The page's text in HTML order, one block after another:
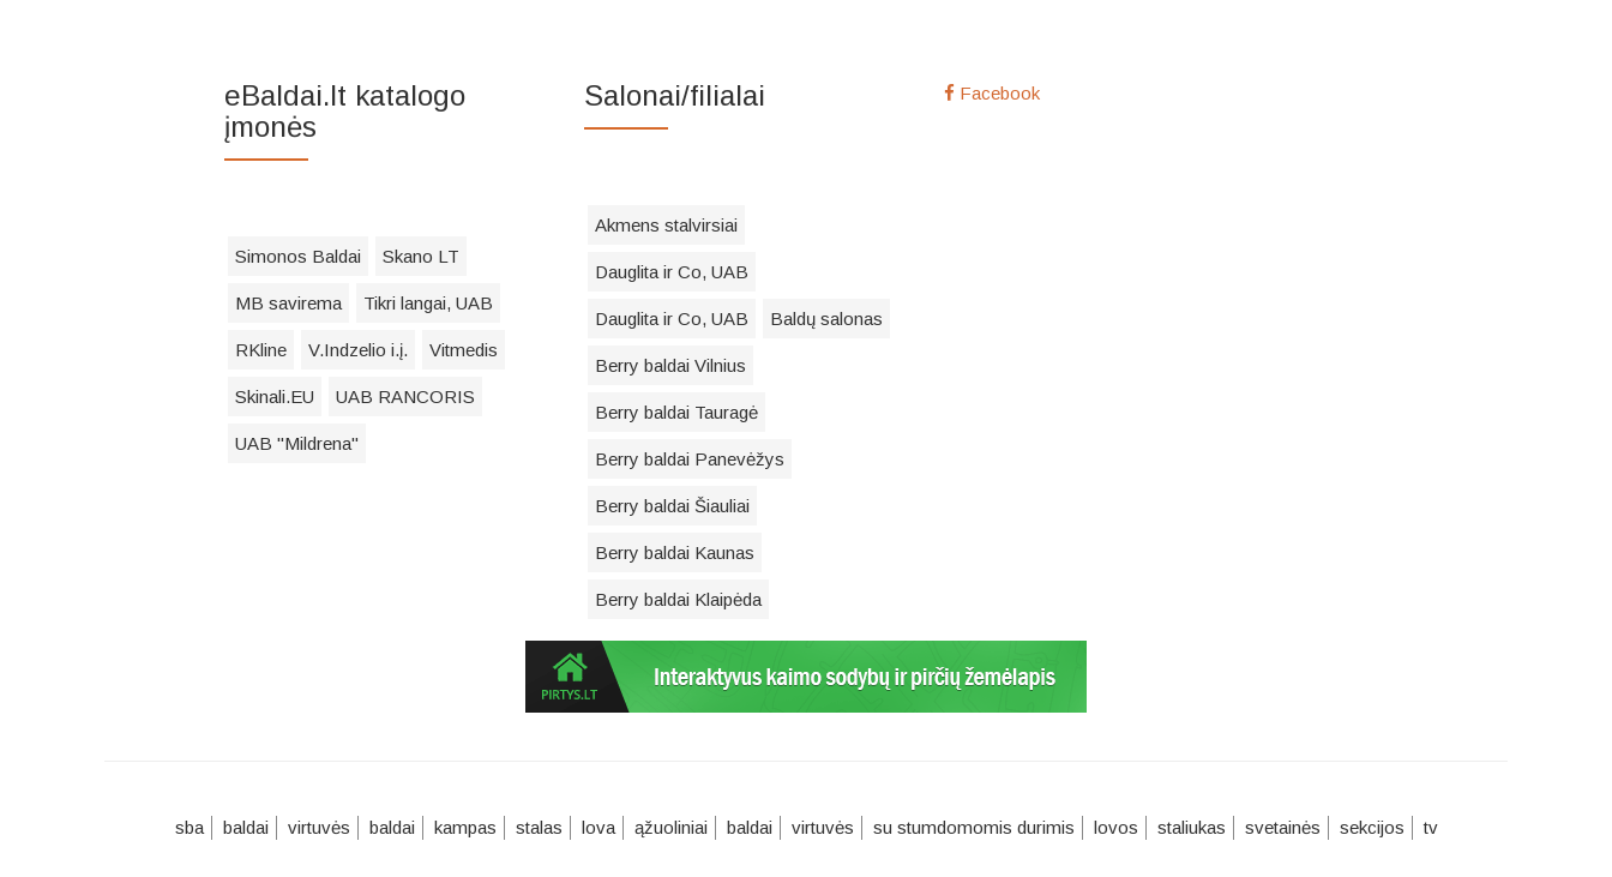
eBaldai.lt katalogo
įmonės
Simonos Baldai Skano LT
MB savirema Tikri langai, UAB
RKline V.Indzelio i.į. Vitmedis
Skinali.EU UAB RANCORIS
UAB "Mildrena"
Salonai/filialai
Akmens stalvirsiai
Dauglita ir Co, UAB
Dauglita ir Co, UAB Baldų salonas
Berry baldai Vilnius
Berry baldai Tauragė
Berry baldai Panevėžys
Berry baldai Šiauliai
Berry baldai Kaunas
Berry baldai Klaipėda
Facebook
sba baldai virtuvės baldai kampas stalas lova ąžuoliniai baldai virtuvės su stumdomomis durimis lovos staliukas svetainės sekcijos tv